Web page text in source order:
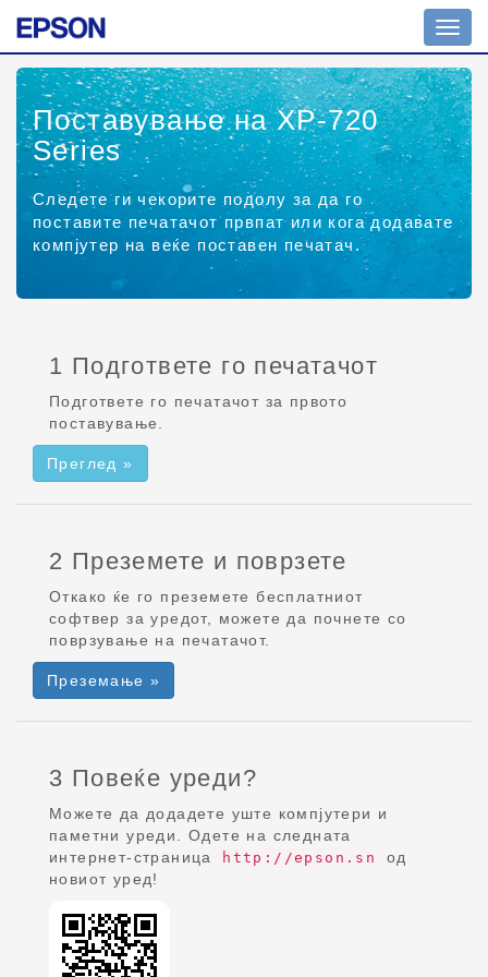
Вкл./
искл.
Поставување на XP-720
Series
Следете ги чекорите подолу за да го
поставите печатачот првпат или кога додавате
компјутер на веќе поставен печатач.
1 Подгответе го печатачот
Подгответе го печатачот за првото
поставување.
Преглед »
2 Преземете и поврзете
Откако ќе го преземете бесплатниот
софтвер за уредот, можете да почнете со
поврзување на печатачот.
Преземање »
3 Повеќе уреди?
Можете да додадете уште компјутери и
паметни уреди. Одете на следната
интернет-страница
http://epson.sn
од
новиот уред!